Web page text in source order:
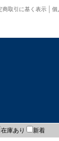
個
商取引に基く表示
在庫あり 新着